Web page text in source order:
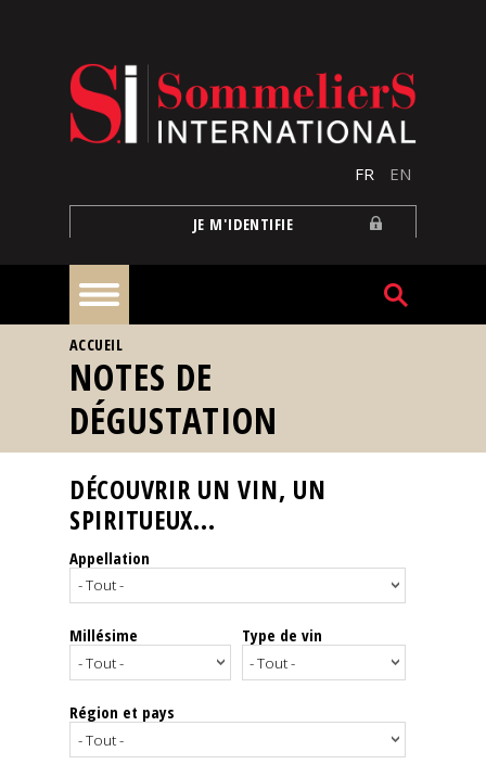
FR EN
JE M'IDENTIFIE
À
la
une
Reportages
Nos
Spiritueux
Notes
dégustation
VOUS ÊTES ICI
ACCUEIL
NOTES DE
DÉGUSTATION
DÉCOUVRIR UN VIN, UN
SPIRITUEUX...
Appellation
Millésime Type de vin
Région et pays